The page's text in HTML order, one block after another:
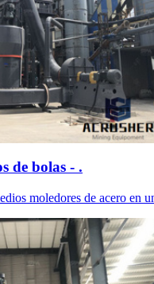
de bolas - .
moledores de acero